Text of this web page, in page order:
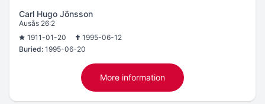
Carl Hugo Jönsson
Ausås 26:2
1911-01-20
1995-06-12
Buried: 1995-06-20
More information